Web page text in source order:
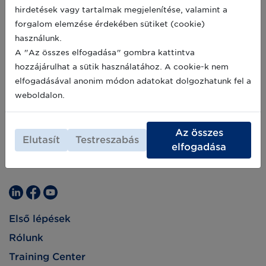
április 5-ig orvosi- és háztartási cikkeken kívül
semmi mást nem szállíthattak be.
2020-04-05
Első lépések
Rólunk
Training Center
hirdetések vagy tartalmak megjelenítése, valamint a
forgalom elemzése érdekében sütiket (cookie)
használunk.
A "Az összes elfogadása" gombra kattintva
hozzájárulhat a sütik használatához. A cookie-k nem
elfogadásával anonim módon adatokat dolgozhatunk fel a
weboldalon.
Elutasít Testreszabás
Az összes
elfogadása